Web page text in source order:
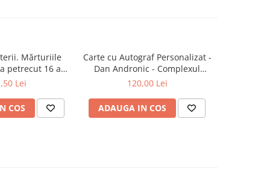
Mărturiile
petrecut 16 ani
Victoria și
Lei
COS
Carte cu Autograf Personalizat -
Dan Andronic - Complexul
Înaltei Porți - Ediție limitată
120,00 Lei
ADAUGA IN COS